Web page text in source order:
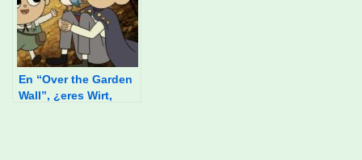
En “Over the Garden
Wall”, ¿eres Wirt,